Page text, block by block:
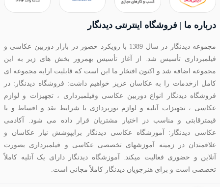
درباره ما | فروشگاه اینترنتی دیدنگار
مجموعه دیدنگار در سال 1389 با رویکرد حضور در بازار دوربین عکاسی و
فیلمبرداری تأسیس شد. از آغاز تأسیس بهمرور بخش های زیر به این
مجموعه اضافه شد و اکنون افتخار ما این است که قابلیت ارایه مجموعه ای
کامل ازخدمات را به عکاسان عزیز خواهیم داشت: فروشگاه دیدنگار: در
فروشگاه دیدنگار انواع دوربین عکاسی وفیلمبرداری ، تجهیزات و لوازم
عکاسی ، تجهیزات آتلیه و لوازم نورپردازی با شرایط نقد و اقساط و با
قیمترقابتی و مناسب در اختیار مشتریان قرار داده می شود. آکادمی
عکاسی دیدنگار: آموزشگاه عکاسی دیدنگار برایپوشش نیاز عکاسان و
علاقمندان در زمینه آموزشهای تخصصی عکاسی و فیلمبرداری بصورت
آنلاین و حضوری فعالیت میکند. آموزشگاه دیدنگار دارای یک آتلیه کاملاً
تخصصی است و برای هنرجویان دیدنگار کاملاً مجانی است.